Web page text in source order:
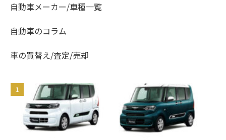
自動車メーカー/車種一覧
自動車のコラム
車の買替え/査定/売却